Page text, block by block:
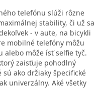
telefónu slúži rôzne
stability, či už sa
- v aute, na bicykli
mobilné telefóny môžu
alebo môže ísť selfie tyč.
zaisťuje pohodlný
ako držiaky špecifické
univerzálny. Aké všetky